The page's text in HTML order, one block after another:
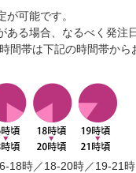
可能です。
ある場合、なるべく発注
間帯は下記の時間帯から
18時／18-20時／19-21時